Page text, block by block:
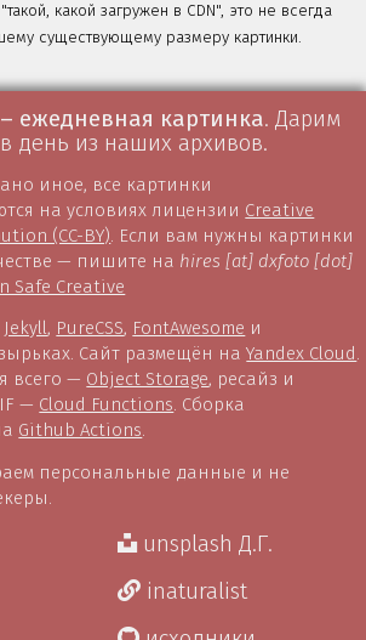
какой загружен в CDN", это не всегда
существующему размеру картинки.
ежедневная картинка. Дарим
день из наших архивов.
иное, все картинки
на условиях лицензии Creative
(CC-BY). Если вам нужны картинки
— пишите на hires [at] dxfoto [dot]
Safe Creative
Jekyll, PureCSS, FontAwesome и
Сайт размещён наYandex Cloud .
всего — Object Storage, ресайз и
— Cloud Functions. Сборка
Github Actions.
персональные данные и не
unsplash Д.Г.
inaturalist